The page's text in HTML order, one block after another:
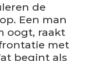
de
Een man
oogt, raakt
met
begint als